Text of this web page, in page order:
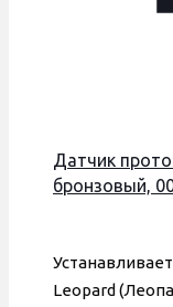
Датчик
бронзовый,
Leopard